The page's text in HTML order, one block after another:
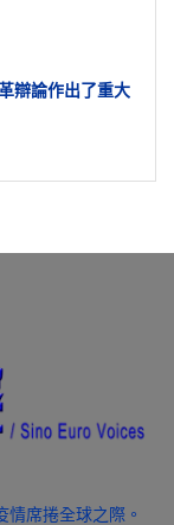
辯論作出了重大
席捲全球之際。